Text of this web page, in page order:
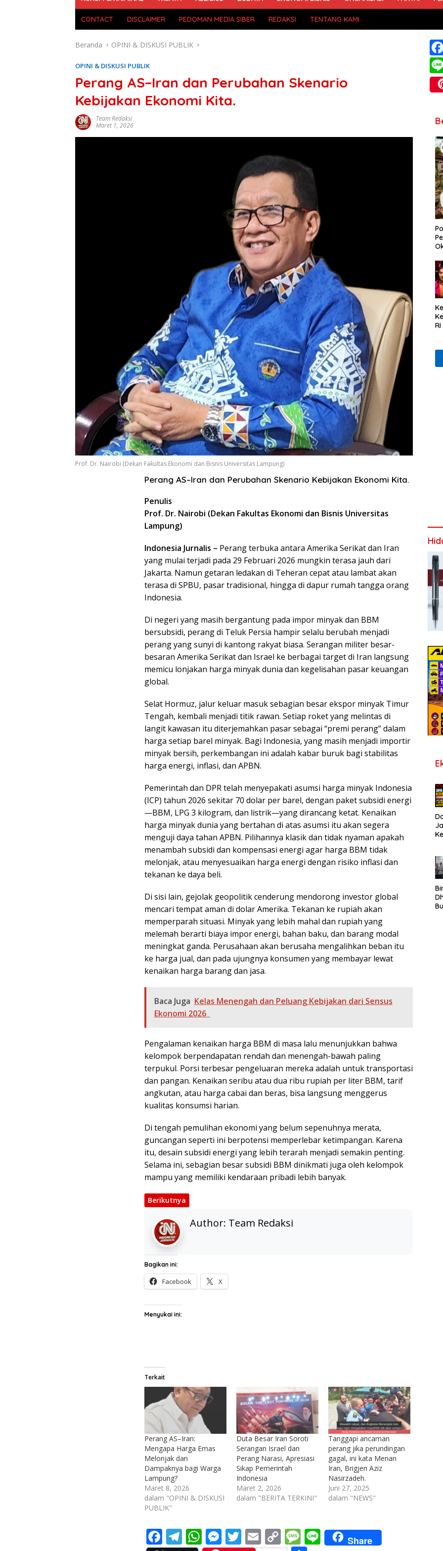
CONTACT DISCLAIMER PEDOMAN MEDIA SIBER REDAKSI TENTANG KAMI
Beranda OPINI & DISKUSI PUBLIK
OPINI & DISKUSI PUBLIK
Perang AS–Iran dan Perubahan Skenario
Kebijakan Ekonomi Kita.
Team Redaksi
Maret 1, 2026
Prof. Dr. Nairobi (Dekan Fakultas Ekonomi dan Bisnis Universitas Lampung)
Perang AS–Iran dan Perubahan Skenario Kebijakan Ekonomi Kita.
Penulis
Prof. Dr. Nairobi (Dekan Fakultas Ekonomi dan Bisnis Universitas
Lampung)
Indonesia Jurnalis – Perang terbuka antara Amerika Serikat dan Iran
yang mulai terjadi pada 29 Februari 2026 mungkin terasa jauh dari
Jakarta. Namun getaran ledakan di Teheran cepat atau lambat akan
terasa di SPBU, pasar tradisional, hingga di dapur rumah tangga orang
Indonesia.
Di negeri yang masih bergantung pada impor minyak dan BBM
bersubsidi, perang di Teluk Persia hampir selalu berubah menjadi
perang yang sunyi di kantong rakyat biasa. Serangan militer besar-
besaran Amerika Serikat dan Israel ke berbagai target di Iran langsung
memicu lonjakan harga minyak dunia dan kegelisahan pasar keuangan
global.
Selat Hormuz, jalur keluar masuk sebagian besar ekspor minyak Timur
Tengah, kembali menjadi titik rawan. Setiap roket yang melintas di
langit kawasan itu diterjemahkan pasar sebagai “premi perang” dalam
harga setiap barel minyak. Bagi Indonesia, yang masih menjadi importir
minyak bersih, perkembangan ini adalah kabar buruk bagi stabilitas
harga energi, inflasi, dan APBN.
Pemerintah dan DPR telah menyepakati asumsi harga minyak Indonesia
(ICP) tahun 2026 sekitar 70 dolar per barel, dengan paket subsidi energi
—BBM, LPG 3 kilogram, dan listrik—yang dirancang ketat. Kenaikan
harga minyak dunia yang bertahan di atas asumsi itu akan segera
menguji daya tahan APBN. Pilihannya klasik dan tidak nyaman apakah
menambah subsidi dan kompensasi energi agar harga BBM tidak
melonjak, atau menyesuaikan harga energi dengan risiko inflasi dan
tekanan ke daya beli.
Di sisi lain, gejolak geopolitik cenderung mendorong investor global
mencari tempat aman di dolar Amerika. Tekanan ke rupiah akan
memperparah situasi. Minyak yang lebih mahal dan rupiah yang
melemah berarti biaya impor energi, bahan baku, dan barang modal
meningkat ganda. Perusahaan akan berusaha mengalihkan beban itu
ke harga jual, dan pada ujungnya konsumen yang membayar lewat
kenaikan harga barang dan jasa.
Baca Juga Kelas Menengah dan Peluang Kebijakan dari Sensus
Ekonomi 2026
Pengalaman kenaikan harga BBM di masa lalu menunjukkan bahwa
kelompok berpendapatan rendah dan menengah-bawah paling
terpukul. Porsi terbesar pengeluaran mereka adalah untuk transportasi
dan pangan. Kenaikan seribu atau dua ribu rupiah per liter BBM, tarif
angkutan, atau harga cabai dan beras, bisa langsung menggerus
kualitas konsumsi harian.
Di tengah pemulihan ekonomi yang belum sepenuhnya merata,
guncangan seperti ini berpotensi memperlebar ketimpangan. Karena
itu, desain subsidi energi yang lebih terarah menjadi semakin penting.
Selama ini, sebagian besar subsidi BBM dinikmati juga oleh kelompok
mampu yang memiliki kendaraan pribadi lebih banyak.
Berikutnya
Author: Team Redaksi
Bagikan ini:
Facebook X
Menyukai ini:
Terkait
Perang AS–Iran:
Mengapa Harga Emas
Melonjak dan
Dampaknya bagi Warga
Lampung?
Maret 8, 2026
dalam "OPINI & DISKUSI
PUBLIK"
Duta Besar Iran Soroti
Serangan Israel dan
Perang Narasi, Apresiasi
Sikap Pemerintah
Indonesia
Maret 2, 2026
dalam "BERITA TERKINI"
Tanggapi ancaman
perang jika perundingan
gagal, ini kata Menan
Iran, Brigjen Aziz
Nasirzadeh.
Juni 27, 2025
dalam "NEWS"
F T W M T E C M Li Share